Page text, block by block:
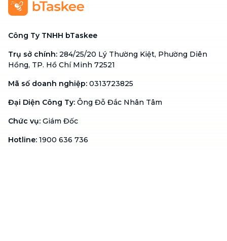
Công Ty TNHH bTaskee
Trụ sở chính: 284/25/20 Lý Thường Kiệt, Phường Diên
Hồng, TP. Hồ Chí Minh 72521
Mã số doanh nghiệp: 0313723825
Đại Diện Công Ty: Ông Đỗ Đắc Nhân Tâm
Chức vụ: Giám Đốc
Hotline: 1900 636 736